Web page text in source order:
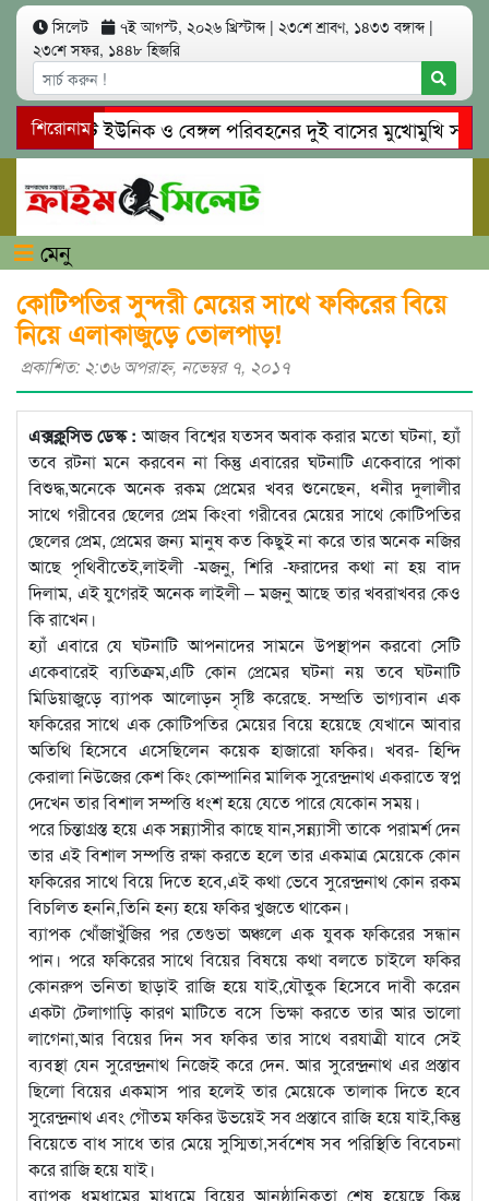
সিলেট ৭ই আগস্ট, ২০২৬ খ্রিস্টাব্দ | ২৩শে শ্রাবণ, ১৪৩৩ বঙ্গাব্দ |
২৩শে সফর, ১৪৪৮ হিজরি
শিরোনাম
সিলেটে ইউনিক ও বেঙ্গল পরিবহনের দুই বাসের মুখোমুখি
গোয়াইনঘাটে প্রেমের ফাঁদে তরুণী পাচার: মাদকাসক্ত রিমালকে
মেনু
কোটিপতির সুন্দরী মেয়ের সাথে ফকিরের বিয়ে
নিয়ে এলাকাজুড়ে তোলপাড়!
প্রকাশিত: ২:৩৬ অপরাহ্ণ, নভেম্বর ৭, ২০১৭
এক্সক্লুসিভ ডেস্ক : আজব বিশ্বের যতসব অবাক করার মতো ঘটনা, হ্যাঁ
তবে রটনা মনে করবেন না কিন্তু এবারের ঘটনাটি একেবারে পাকা
বিশুদ্ধ,অনেকে অনেক রকম প্রেমের খবর শুনেছেন, ধনীর দুলালীর
সাথে গরীবের ছেলের প্রেম কিংবা গরীবের মেয়ের সাথে কোটিপতির
ছেলের প্রেম, প্রেমের জন্য মানুষ কত কিছুই না করে তার অনেক নজির
আছে পৃথিবীতেই,লাইলী -মজনু, শিরি -ফরাদের কথা না হয় বাদ
দিলাম, এই যুগেরই অনেক লাইলী – মজনু আছে তার খবরাখবর কেও
কি রাখেন।
হ্যাঁ এবারে যে ঘটনাটি আপনাদের সামনে উপস্থাপন করবো সেটি
একেবারেই ব্যতিক্রম,এটি কোন প্রেমের ঘটনা নয় তবে ঘটনাটি
মিডিয়াজুড়ে ব্যাপক আলোড়ন সৃষ্টি করেছে. সম্প্রতি ভাগ্যবান এক
ফকিরের সাথে এক কোটিপতির মেয়ের বিয়ে হয়েছে যেখানে আবার
অতিথি হিসেবে এসেছিলেন কয়েক হাজারো ফকির। খবর- হিন্দি
কেরালা নিউজের কেশ কিং কোম্পানির মালিক সুরেন্দ্রনাথ একরাতে স্বপ্ন
দেখেন তার বিশাল সম্পত্তি ধংশ হয়ে যেতে পারে যেকোন সময়।
পরে চিন্তাগ্রস্ত হয়ে এক সন্ন্যাসীর কাছে যান,সন্ন্যাসী তাকে পরামর্শ দেন
তার এই বিশাল সম্পত্তি রক্ষা করতে হলে তার একমাত্র মেয়েকে কোন
ফকিরের সাথে বিয়ে দিতে হবে,এই কথা ভেবে সুরেন্দ্রনাথ কোন রকম
বিচলিত হননি,তিনি হন্য হয়ে ফকির খুজতে থাকেন।
ব্যাপক খোঁজাখুঁজির পর তেগুভা অঞ্চলে এক যুবক ফকিরের সন্ধান
পান। পরে ফকিরের সাথে বিয়ের বিষয়ে কথা বলতে চাইলে ফকির
কোনরুপ ভনিতা ছাড়াই রাজি হয়ে যাই,যৌতুক হিসেবে দাবী করেন
একটা টেলাগাড়ি কারণ মাটিতে বসে ভিক্ষা করতে তার আর ভালো
লাগেনা,আর বিয়ের দিন সব ফকির তার সাথে বরযাত্রী যাবে সেই
ব্যবস্থা যেন সুরেন্দ্রনাথ নিজেই করে দেন. আর সুরেন্দ্রনাথ এর প্রস্তাব
ছিলো বিয়ের একমাস পার হলেই তার মেয়েকে তালাক দিতে হবে
সুরেন্দ্রনাথ এবং গৌতম ফকির উভয়েই সব প্রস্তাবে রাজি হয়ে যাই,কিন্তু
বিয়েতে বাধ সাধে তার মেয়ে সুস্মিতা,সর্বশেষ সব পরিস্থিতি বিবেচনা
করে রাজি হয়ে যাই।
ব্যাপক ধুমধামের মাধ্যমে বিয়ের আনুষ্ঠানিকতা শেষ হয়েছে কিন্তু